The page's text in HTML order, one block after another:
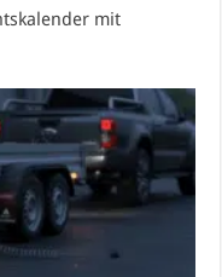
mit